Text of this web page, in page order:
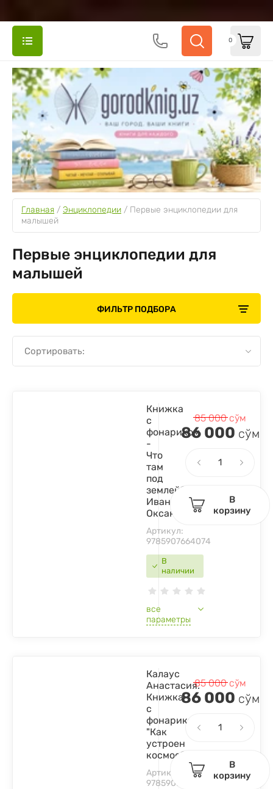
0
Главная / Энциклопедии / Первые энциклопедии для
малышей
Первые энциклопедии для
малышей
ФИЛЬТР ПОДБОРА
Сортировать:
В
наличии
Книжка
с
фонариком
-
Что
там
под
землей?
Иванова
Оксана
Артикул:
9785907664074
все
параметры
85 000сўм
86 000 сўм
В
корзину
Калаус
Анастасия.
Книжка
с
фонариком
"Как
устроен
космос?"
Артикул:
9785907664333
85 000сўм
86 000 сўм
В
корзину